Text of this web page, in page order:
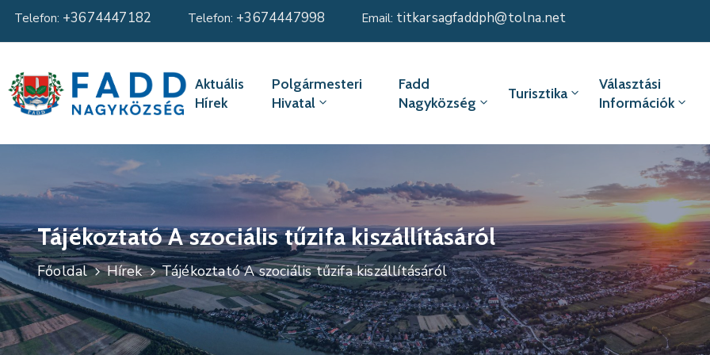
Telefon: +3674447182 Telefon: +3674447998 Email: titkarsagfaddph@tolna.net
Aktuális
Hírek
Polgármesteri
Hivatal
Fadd
Nagyközség
Turisztika
Választási
Információk
Tájékoztató A szociális tűzifa kiszállításáról
Főoldal Hírek Tájékoztató A szociális tűzifa kiszállításáról